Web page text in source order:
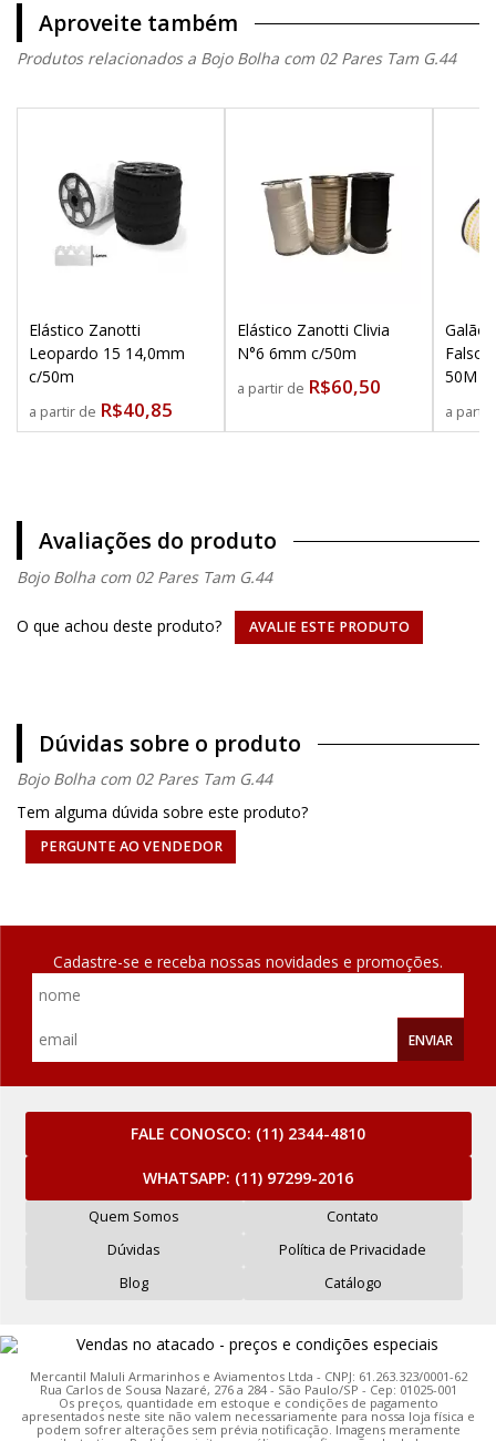
Aproveite também
Produtos relacionados a Bojo Bolha com 02 Pares Tam G.44
Elástico Zanotti
Leopardo 15 14,0mm
c/50m
a partir de R$40,85
Elástico Zanotti Clivia
N°6 6mm c/50m
a partir de R$60,50
Galão
Falso
50M
a
Avaliações do produto
Bojo Bolha com 02 Pares Tam G.44
O que achou deste produto? AVALIE ESTE PRODUTO
Dúvidas sobre o produto
Bojo Bolha com 02 Pares Tam G.44
Tem alguma dúvida sobre este produto?
PERGUNTE AO VENDEDOR
Cadastre-se e receba nossas novidades e promoções.
ENVIAR
FALE CONOSCO: (11) 2344-4810
WHATSAPP: (11) 97299-2016
Quem Somos
Contato
Dúvidas
Política de Privacidade
Blog
Catálogo
Mercantil Maluli Armarinhos e Aviamentos Ltda - CNPJ: 61.263.323/0001-62
Rua Carlos de Sousa Nazaré, 276 a 284 - São Paulo/SP - Cep: 01025-001
Os preços, quantidade em estoque e condições de pagamento
apresentados neste site não valem necessariamente para nossa loja física e
podem sofrer alterações sem prévia notificação. Imagens meramente